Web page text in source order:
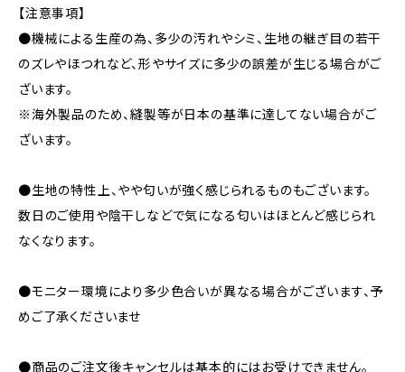
【注意事項】
●機械による生産の為、多少の汚れやシミ、生地の継ぎ目の若干
のズレやほつれなど、形やサイズに多少の誤差が生じる場合がご
ざいます。
※海外製品のため、縫製等が日本の基準に達してない場合がご
ざいます。
●生地の特性上、やや匂いが強く感じられるものもございます。
数日のご使用や陰干しなどで気になる匂いはほとんど感じられ
なくなります。
●モニター環境により多少色合いが異なる場合がございます、予
めご了承くださいませ
●商品のご注文後キャンセルは基本的にはお受けできません。